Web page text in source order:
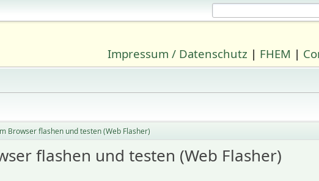
Impressum / Datenschutz | FHEM |
Browser flashen und testen (Web Flasher)
flashen und testen (Web Flasher)